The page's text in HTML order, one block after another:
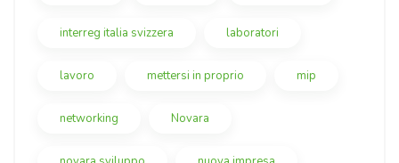
interreg italia svizzera laboratori
lavoro mettersi in proprio mip
networking Novara